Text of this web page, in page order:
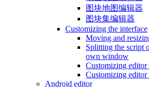
图块地图编辑器
图块集编辑器
Customizing the interface
Moving and
Splitting the script
own window
Customizing editor
Customizing editor
Android editor